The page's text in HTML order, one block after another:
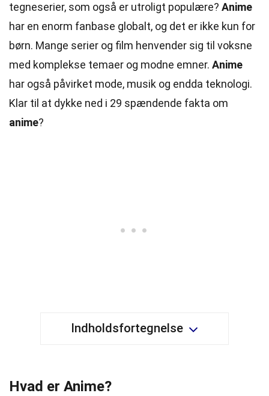
tegneserier, som også er utroligt populære? Anime
har en enorm fanbase globalt, og det er ikke kun for
børn. Mange serier og film henvender sig til voksne
med komplekse temaer og modne emner. Anime
har også påvirket mode, musik og endda teknologi.
Klar til at dykke ned i 29 spændende fakta om
anime?
Indholdsfortegnelse
Hvad er Anime?